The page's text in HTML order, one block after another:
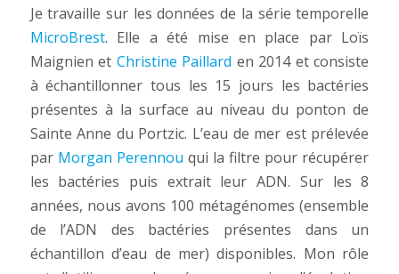
Je travaille sur les données de la série temporelle
MicroBrest. Elle a été mise en place par Loïs
Maignien et Christine Paillard en 2014 et consiste
à échantillonner tous les 15 jours les bactéries
présentes à la surface au niveau du ponton de
Sainte Anne du Portzic. L’eau de mer est prélevée
par Morgan Perennou qui la filtre pour récupérer
les bactéries puis extrait leur ADN. Sur les 8
années, nous avons 100 métagénomes (ensemble
de l’ADN des bactéries présentes dans un
échantillon d’eau de mer) disponibles. Mon rôle